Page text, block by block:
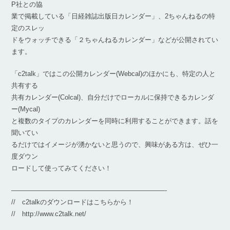
P社との協
業で掲載している「日経雑誌出版日カレンダー」、2ちゃんねるの特
定のスレッ
ドをウォッチできる「２ちゃんねるカレンダー」などが公開されてい
ます。
「c2talk」ではこの公開カレンダー(Webcal)のほかにも、特定の人と
共有する
共有カレンダー(Colcal)、自分だけでローカルに保持できるカレンダ
ー(Mycal)
と複数のタイプのカレンダーを同時に利用することができます。話を
聞いてい
るだけではイメージが湧かないと思うので、興味がある方は、ぜひ一
度ダウン
ロードして使ってみてください！
———————————————————————-
// c2talkのダウンロードはこちらから！
// http://www.c2talk.net/